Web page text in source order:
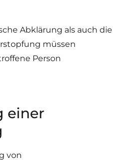
Abklärung als auch die
müssen
Person
einer
von